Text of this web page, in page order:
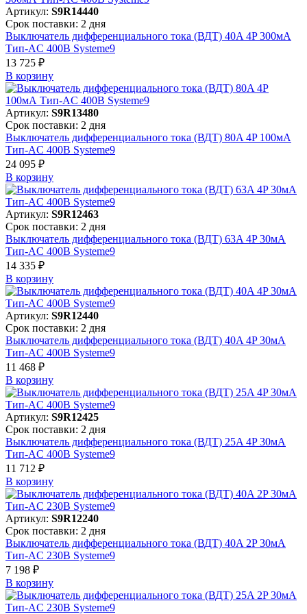
Артикул: S9R14440
Срок поставки: 2 дня
Выключатель дифференциального тока (ВДТ) 40A 4P 300мА
Тип-AC 400В Systeme9
13 725 ₽
В корзинy
Артикул: S9R13480
Срок поставки: 2 дня
Выключатель дифференциального тока (ВДТ) 80A 4P 100мА
Тип-AC 400В Systeme9
24 095 ₽
В корзинy
Артикул: S9R12463
Срок поставки: 2 дня
Выключатель дифференциального тока (ВДТ) 63A 4P 30мА
Тип-AC 400В Systeme9
14 335 ₽
В корзинy
Артикул: S9R12440
Срок поставки: 2 дня
Выключатель дифференциального тока (ВДТ) 40A 4P 30мА
Тип-AC 400В Systeme9
11 468 ₽
В корзинy
Артикул: S9R12425
Срок поставки: 2 дня
Выключатель дифференциального тока (ВДТ) 25A 4P 30мА
Тип-AC 400В Systeme9
11 712 ₽
В корзинy
Артикул: S9R12240
Срок поставки: 2 дня
Выключатель дифференциального тока (ВДТ) 40A 2P 30мА
Тип-AC 230В Systeme9
7 198 ₽
В корзинy